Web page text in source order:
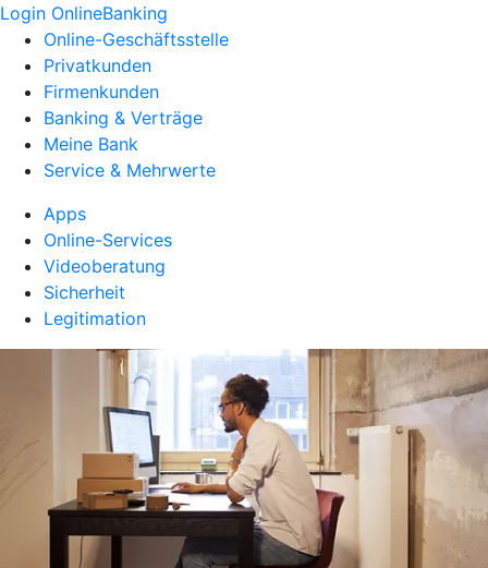
Login OnlineBanking
Online-Geschäftsstelle
Privatkunden
Firmenkunden
Banking & Verträge
Meine Bank
Service & Mehrwerte
Apps
Online-Services
Videoberatung
Sicherheit
Legitimation